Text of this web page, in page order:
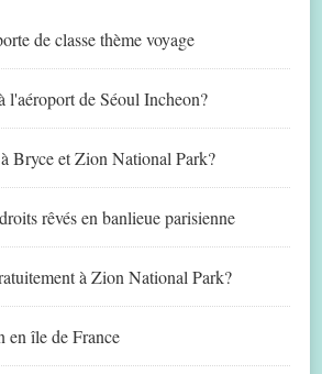
de classe thème voyage
l'aéroport de Séoul Incheon?
Bryce et Zion National Park?
rêvés en banlieue parisienne
à Zion National Park?
en île de France